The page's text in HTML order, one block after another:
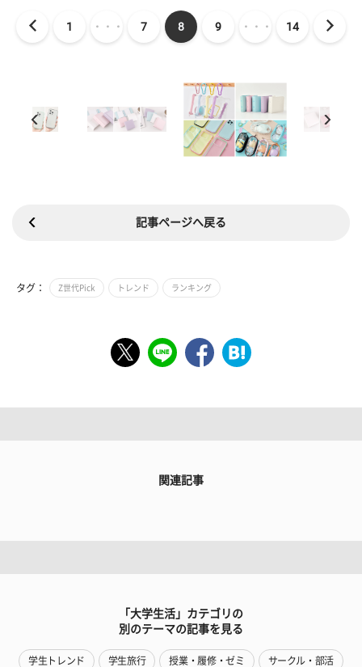
1 ・・・ 7 8 9 ・・・ 14
記事ページへ戻る
タグ： Z世代Pick トレンド ランキング
関連記事
「大学生活」カテゴリの
別のテーマの記事を見る
学生トレンド 学生旅行 授業・履修・ゼミ サークル・部活